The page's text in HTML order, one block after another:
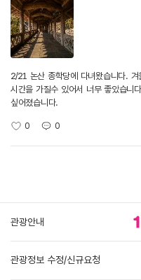
2/21 논산 종학당에 다녀왔습니다.
시간을 가질수 있어서 너무 좋았습니
싶어졌습니다.
0 0
관광안내
관광정보 수정/신규요청